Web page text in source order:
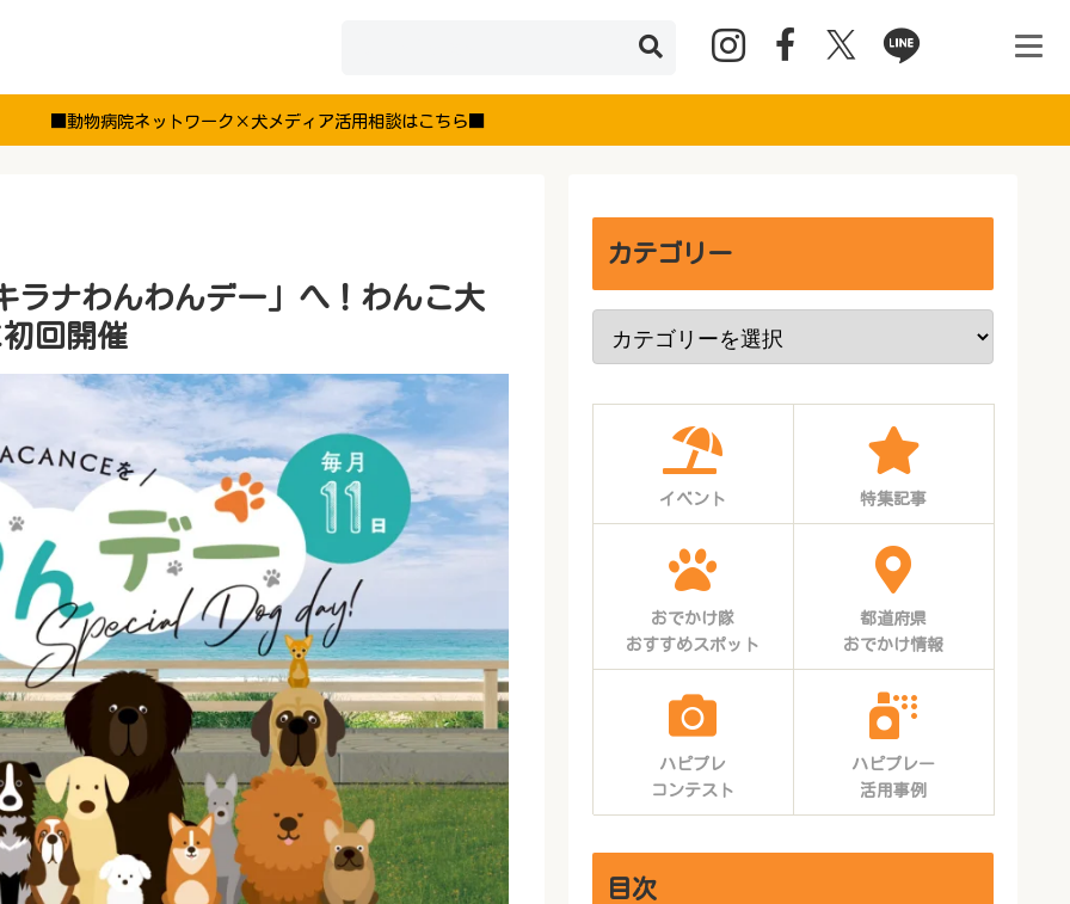
■動物病院ネットワーク×犬メディア活用相談はこちら■
ラナわんわんデー」へ！わんこ大
回開催
カテゴリー
イベント 特集記事
おでかけ隊
おすすめスポット
都道府県
おでかけ情報
ハピプレ
コンテスト
ハピプレー
活用事例
目次